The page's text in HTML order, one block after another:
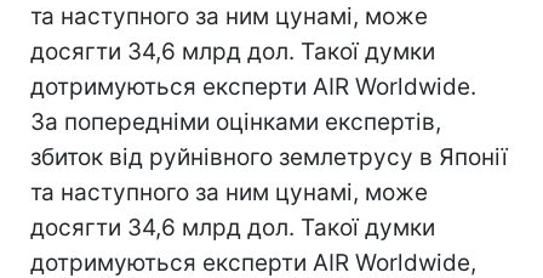
та наступного за ним цунамі, може
досягти 34,6 млрд дол. Такої думки
дотримуються експерти AIR Worldwide.
За попередніми оцінками експертів,
збиток від руйнівного землетрусу в Японії
та наступного за ним цунамі, може
досягти 34,6 млрд дол. Такої думки
дотримуються експерти AIR Worldwide,